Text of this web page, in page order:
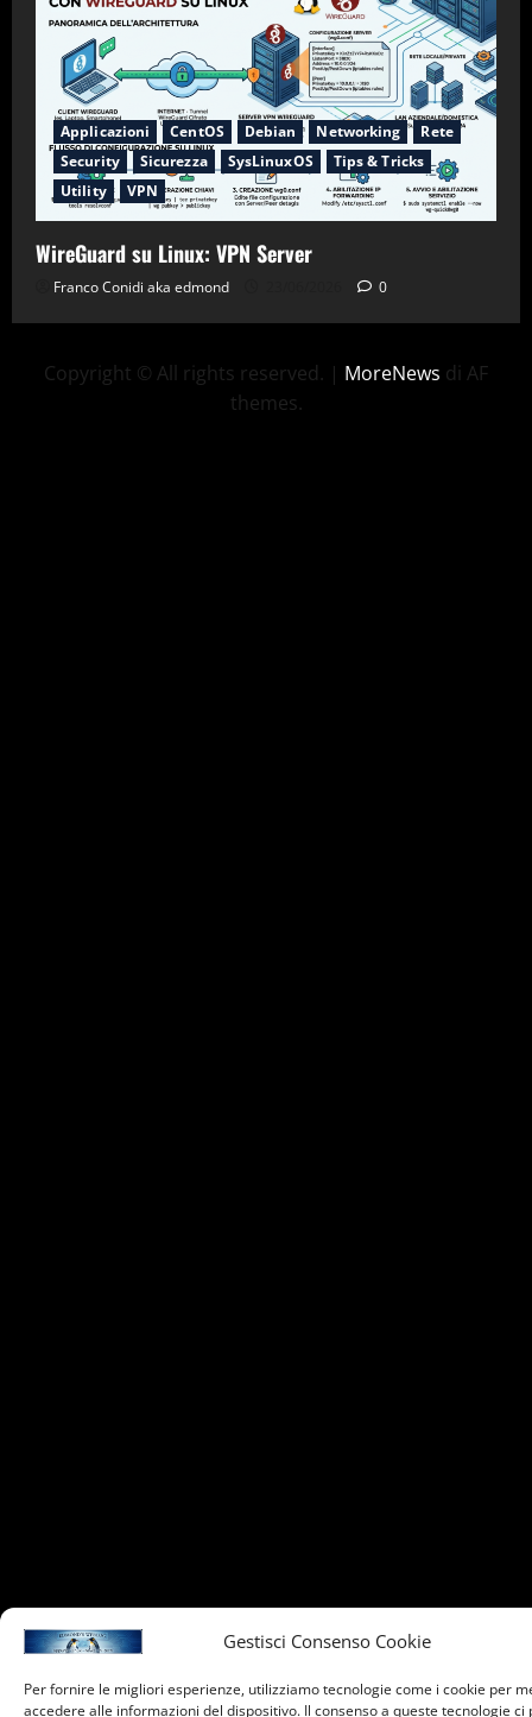
Gestisci Consenso Cookie
Per fornire le migliori esperienze, utilizziamo tecnologie come i cookie per
accedere alle informazioni del dispositivo. Il consenso a queste tecnologie
Applicazioni CentOS Debian Networking
Rete
Security
Sicurezza SysLinuxOS
Tips & Tricks
Utility
VPN
WireGuard su Linux: VPN Server
Franco Conidi aka edmond 0
Copyright © All rights reserved. | MoreNews di AF
themes.